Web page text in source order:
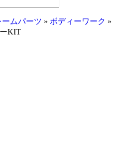
ームパーツ » ボディーワーク »
KIT